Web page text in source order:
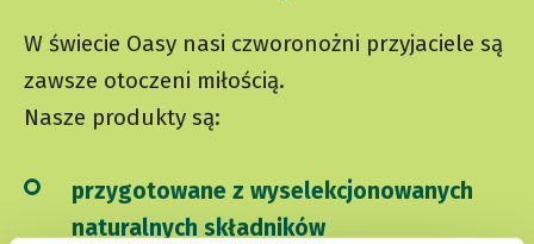
W świecie Oasy nasi czworonożni przyjaciele są
zawsze otoczeni miłością.
Nasze produkty są:
przygotowane z wyselekcjonowanych
naturalnych składników